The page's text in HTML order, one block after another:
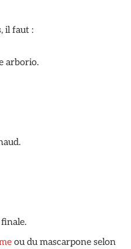
il faut :
arborio.
ou du mascarpone selon